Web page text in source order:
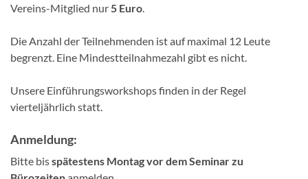
Vereins-Mitglied nur5 Euro.
Die Anzahl der Teilnehmenden ist auf maximal 12 Leute
begrenzt. Eine Mindestteilnahmezahl gibt es nicht.
Unsere Einführungsworkshops finden in der Regel
vierteljährlich statt.
Anmeldung:
Bitte bisspätestens Montag vor dem Seminar zu